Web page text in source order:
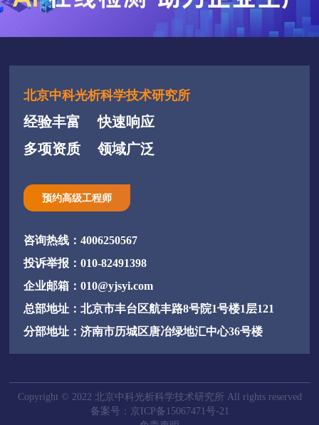
北京中科光析科学技术研究所
经验丰富
快速响应
多项资质
领域广泛
预约高级工程师
咨询热线：4006250567
投诉举报：010-82491398
企业邮箱：010@yjsyi.com
总部地址：北京市丰台区航丰路8号院1号楼1层121
分部地址：济南市历城区唐冶绿地汇中心36号楼
Copyright © 2022 北京中科光析科学技术研究所 All rights reserved
备案号：京ICP备15067471号-21